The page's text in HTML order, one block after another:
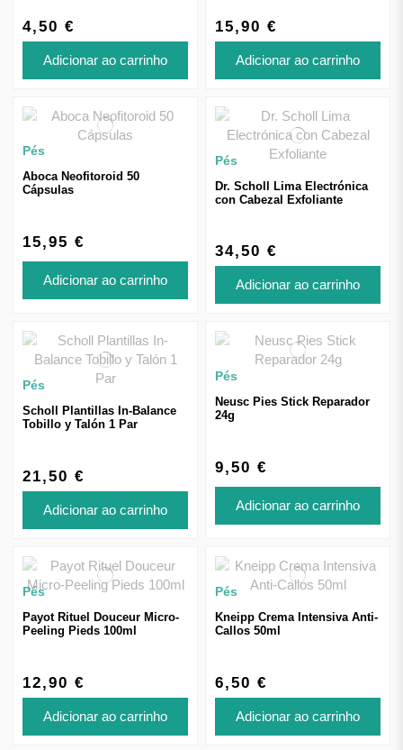
4,50 €
Adicionar ao carrinho
15,90 €
Adicionar ao carrinho
Pés
Aboca Neofitoroid 50
Cápsulas
15,95 €
Adicionar ao carrinho
Pés
Dr. Scholl Lima Electrónica
con Cabezal Exfoliante
34,50 €
Adicionar ao carrinho
Pés
Scholl Plantillas In-Balance
Tobillo y Talón 1 Par
21,50 €
Adicionar ao carrinho
Pés
Neusc Pies Stick Reparador
24g
9,50 €
Adicionar ao carrinho
Pés
Payot Rituel Douceur Micro-
Peeling Pieds 100ml
12,90 €
Adicionar ao carrinho
Pés
Kneipp Crema Intensiva Anti-
Callos 50ml
6,50 €
Adicionar ao carrinho